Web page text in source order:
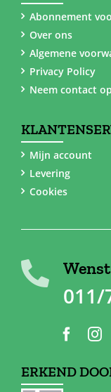
Abonnement
Over ons
Algemene
Privacy Policy
Neem contact op
Mijn account
Levering
Cookies
011/
ERKEND